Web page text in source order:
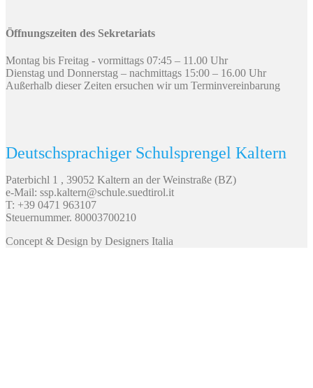
Öffnungszeiten des Sekretariats
Montag bis Freitag - vormittags 07:45 – 11.00 Uhr
Dienstag und Donnerstag – nachmittags 15:00 – 16.00 Uhr
Außerhalb dieser Zeiten ersuchen wir um Terminvereinbarung
Deutschsprachiger Schulsprengel Kaltern
Paterbichl 1 , 39052 Kaltern an der Weinstraße (BZ)
e-Mail: ssp.kaltern@schule.suedtirol.it
T: +39 0471 963107
Steuernummer. 80003700210
Concept & Design by Designers Italia